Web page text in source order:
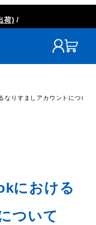
荷) /
なりすましアカウントについて
における
ついて